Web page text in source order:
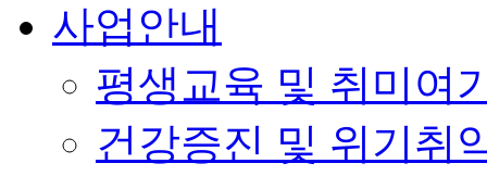
사업안내
평생교육 및 취미여
건강증진 및 위기취